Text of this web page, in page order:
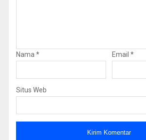
Nama* Email *
Situs Web